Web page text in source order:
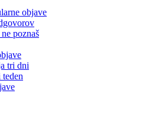
objave
poznaš
tri dni